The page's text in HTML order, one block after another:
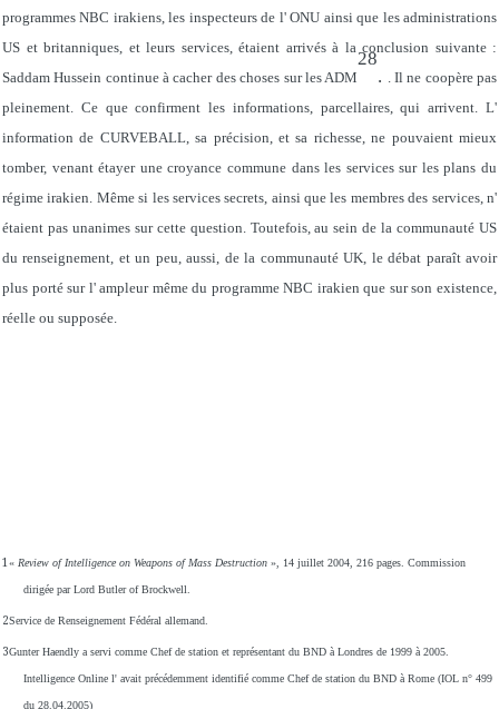
programmes NBC irakiens, les inspecteurs de l' ONU ainsi que les administrations
US et britanniques, et leurs services, étaient arrivés à la conclusion suivante :
Saddam Hussein continue à cacher des choses sur les ADM
28
. . Il ne coopère pas
pleinement. Ce que confirment les informations, parcellaires, qui arrivent. L'
information de CURVEBALL, sa précision, et sa richesse, ne pouvaient mieux
tomber, venant étayer une croyance commune dans les services sur les plans du
régime irakien. Même si les services secrets, ainsi que les membres des services, n'
étaient pas unanimes sur cette question. Toutefois, au sein de la communauté US
du renseignement, et un peu, aussi, de la communauté UK, le débat paraît avoir
plus porté sur l' ampleur même du programme NBC irakien que sur son existence,
réelle ou supposée.
1 « Review of Intelligence on Weapons of Mass Destruction », 14 juillet 2004, 216 pages. Commission
dirigée par Lord Butler of Brockwell.
2Service de Renseignement Fédéral allemand.
3Gunter Haendly a servi comme Chef de station et représentant du BND à Londres de 1999 à 2005.
Intelligence Online l' avait précédemment identifié comme Chef de station du BND à Rome (IOL n° 499
du 28.04.2005)